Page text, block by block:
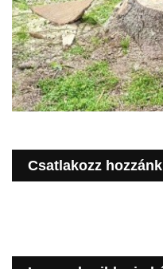
Csatlakozz